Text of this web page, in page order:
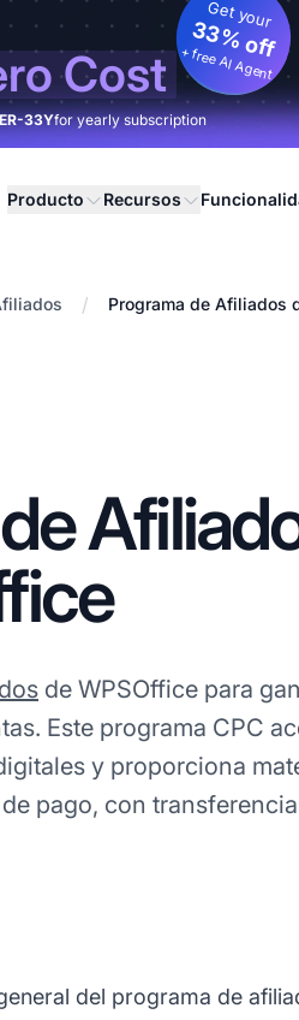
Cost
Get your
33% off
+ free AI Agent
33Yfor yearly subscription
Producto Recursos
/ Programa de Afiliados
de WPSOffice para
Este programa CPC
y proporciona
pago, con
del programa de